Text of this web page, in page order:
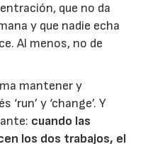
que no da
y que nadie echa
Al menos, no de
mantener y
y ‘change’. Y
cuando las
los dos trabajos, el